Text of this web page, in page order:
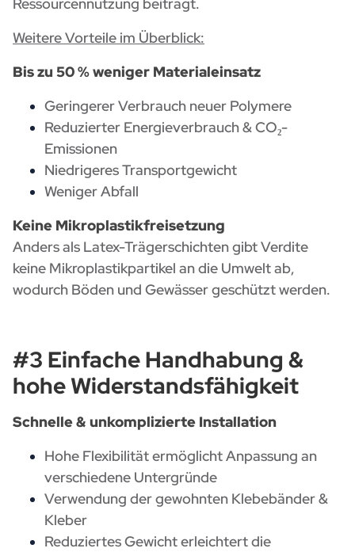
Weitere Vorteile im Überblick:
Bis zu 50 % weniger Materialeinsatz
Geringerer Verbrauch neuer Polymere
Reduzierter Energieverbrauch & CO₂-
Emissionen
Niedrigeres Transportgewicht
Weniger Abfall
Keine Mikroplastikfreisetzung
Anders als Latex-Trägerschichten gibt Verdite
keine Mikroplastikpartikel an die Umwelt ab,
wodurch Böden und Gewässer geschützt werden.
#3 Einfache Handhabung &
hohe Widerstandsfähigkeit
Schnelle & unkomplizierte Installation
Hohe Flexibilität ermöglicht Anpassung an
verschiedene Untergründe
Verwendung der gewohnten Klebebänder &
Kleber
Reduziertes Gewicht erleichtert die